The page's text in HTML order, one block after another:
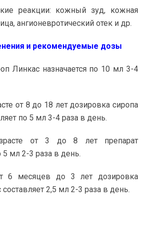
реакции: кожный зуд, кожная
ангионевротический отек и др.
и рекомендуемые дозы
Линкас назначается по 10 мл 3-4
от 8 до 18 лет дозировка сиропа
по 5 мл 3-4 раза в день.
от 3 до 8 лет препарат
5 мл 2-3 раза в день.
6 месяцев до 3 лет дозировка
2,5 мл 2-3 раза в день.